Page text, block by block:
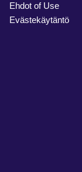
Ehdot of Use
Evästekäytäntö